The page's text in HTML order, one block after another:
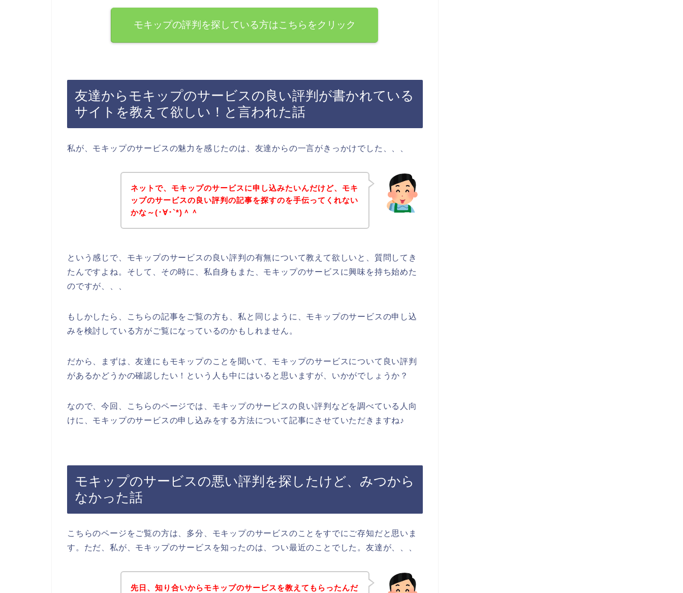
モキップの評判を探している方はこちらをクリック
友達からモキップのサービスの良い評判が書かれている
サイトを教えて欲しい！と言われた話
私が、モキップのサービスの魅力を感じたのは、友達からの一言がきっかけでした、、、
ネットで、モキップのサービスに申し込みたいんだけど、モキ
ップのサービスの良い評判の記事を探すのを手伝ってくれない
かな～(･∀･`*)＾＾
という感じで、モキップのサービスの良い評判の有無について教えて欲しいと、質問してき
たんですよね。そして、その時に、私自身もまた、モキップのサービスに興味を持ち始めた
のですが、、、
もしかしたら、こちらの記事をご覧の方も、私と同じように、モキップのサービスの申し込
みを検討している方がご覧になっているのかもしれません。
だから、まずは、友達にもモキップのことを聞いて、モキップのサービスについて良い評判
があるかどうかの確認したい！という人も中にはいると思いますが、いかがでしょうか？
なので、今回、こちらのページでは、モキップのサービスの良い評判などを調べている人向
けに、モキップのサービスの申し込みをする方法について記事にさせていただきますね♪
モキップのサービスの悪い評判を探したけど、みつから
なかった話
こちらのページをご覧の方は、多分、モキップのサービスのことをすでにご存知だと思いま
す。ただ、私が、モキップのサービスを知ったのは、つい最近のことでした。友達が、、、
先日、知り合いからモキップのサービスを教えてもらったんだ